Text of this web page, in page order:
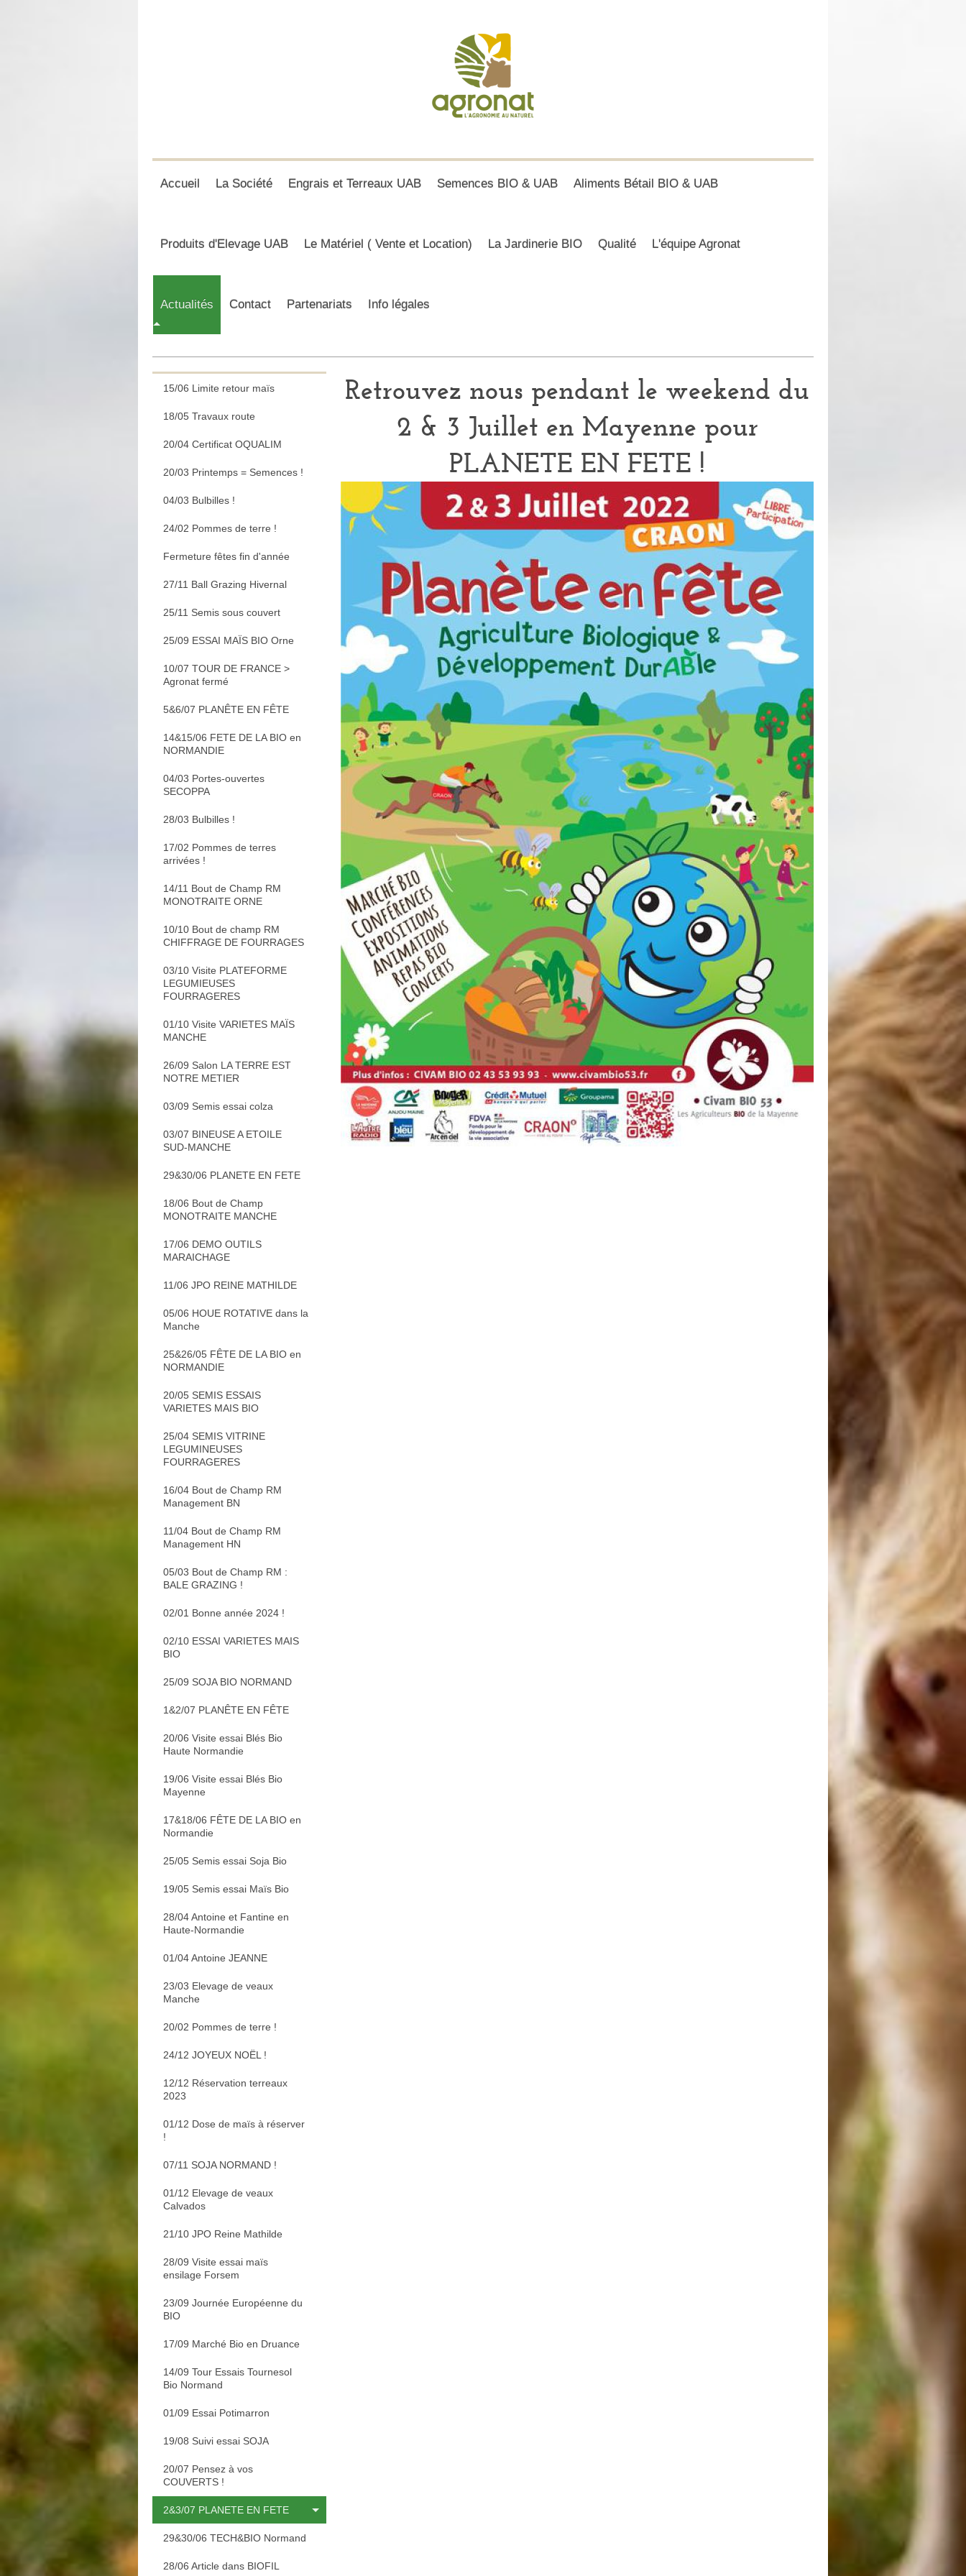
Accueil La Société Engrais et Terreaux UAB Semences BIO & UAB Aliments Bétail BIO & UAB
Produits d'Elevage UAB Le Matériel ( Vente et Location) La Jardinerie BIO Qualité L'équipe Agronat
Actualités Contact Partenariats Info légales
Retrouvez nous pendant le weekend du
2 & 3 Juillet en Mayenne pour
PLANETE EN FETE !
15/06 Limite retour maïs
18/05 Travaux route
20/04 Certificat OQUALIM
20/03 Printemps = Semences !
04/03 Bulbilles !
24/02 Pommes de terre !
Fermeture fêtes fin d'année
27/11 Ball Grazing Hivernal
25/11 Semis sous couvert
25/09 ESSAI MAÏS BIO Orne
10/07 TOUR DE FRANCE >
Agronat fermé
5&6/07 PLANÊTE EN FÊTE
14&15/06 FETE DE LA BIO en
NORMANDIE
04/03 Portes-ouvertes
SECOPPA
28/03 Bulbilles !
17/02 Pommes de terres
arrivées !
14/11 Bout de Champ RM
MONOTRAITE ORNE
10/10 Bout de champ RM
CHIFFRAGE DE FOURRAGES
03/10 Visite PLATEFORME
LEGUMIEUSES
FOURRAGERES
01/10 Visite VARIETES MAÏS
MANCHE
26/09 Salon LA TERRE EST
NOTRE METIER
03/09 Semis essai colza
03/07 BINEUSE A ETOILE
SUD-MANCHE
29&30/06 PLANETE EN FETE
18/06 Bout de Champ
MONOTRAITE MANCHE
17/06 DEMO OUTILS
MARAICHAGE
11/06 JPO REINE MATHILDE
05/06 HOUE ROTATIVE dans la
Manche
25&26/05 FÊTE DE LA BIO en
NORMANDIE
20/05 SEMIS ESSAIS
VARIETES MAIS BIO
25/04 SEMIS VITRINE
LEGUMINEUSES
FOURRAGERES
16/04 Bout de Champ RM
Management BN
11/04 Bout de Champ RM
Management HN
05/03 Bout de Champ RM :
BALE GRAZING !
02/01 Bonne année 2024 !
02/10 ESSAI VARIETES MAIS
BIO
25/09 SOJA BIO NORMAND
1&2/07 PLANÊTE EN FÊTE
20/06 Visite essai Blés Bio
Haute Normandie
19/06 Visite essai Blés Bio
Mayenne
17&18/06 FÊTE DE LA BIO en
Normandie
25/05 Semis essai Soja Bio
19/05 Semis essai Maïs Bio
28/04 Antoine et Fantine en
Haute-Normandie
01/04 Antoine JEANNE
23/03 Elevage de veaux
Manche
20/02 Pommes de terre !
24/12 JOYEUX NOËL !
12/12 Réservation terreaux
2023
01/12 Dose de maïs à réserver
!
07/11 SOJA NORMAND !
01/12 Elevage de veaux
Calvados
21/10 JPO Reine Mathilde
28/09 Visite essai maïs
ensilage Forsem
23/09 Journée Européenne du
BIO
17/09 Marché Bio en Druance
14/09 Tour Essais Tournesol
Bio Normand
01/09 Essai Potimarron
19/08 Suivi essai SOJA
20/07 Pensez à vos
COUVERTS !
2&3/07 PLANETE EN FETE
29&30/06 TECH&BIO Normand
28/06 Article dans BIOFIL